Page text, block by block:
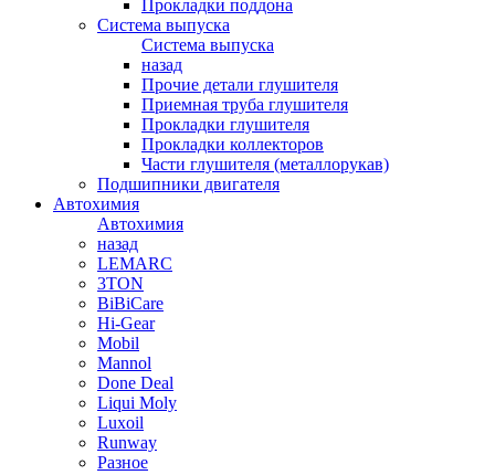
Прокладки поддона
Система выпуска
Система выпуска
назад
Прочие детали глушителя
Приемная труба глушителя
Прокладки глушителя
Прокладки коллекторов
Части глушителя (металлорукав)
Подшипники двигателя
Автохимия
Автохимия
назад
LEMARC
3TON
BiBiCare
Hi-Gear
Mobil
Mannol
Done Deal
Liqui Moly
Luxoil
Runway
Разное